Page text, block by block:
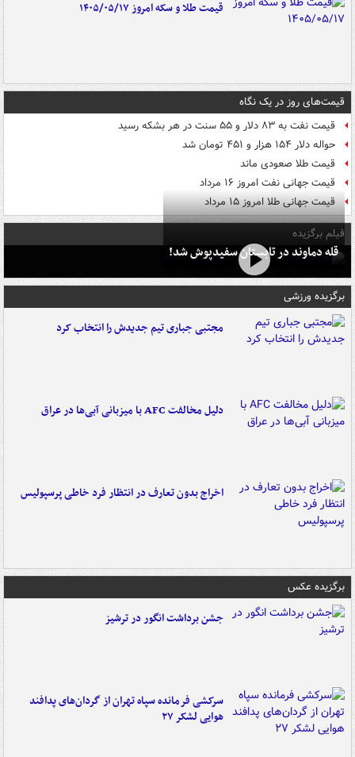
قیمت طلا و سکه امروز ۱۴۰۵/۰۵/۱۷
قیمت‌های روز در یک نگاه
قیمت نفت به ۸۳ دلار و ۵۵ سنت در هر بشکه رسید
حواله دلار ۱۵۴ هزار و ۴۵۱ تومان شد
قیمت طلا صعودی ماند
قیمت جهانی نفت امروز ۱۶ مرداد
قیمت جهانی طلا امروز ۱۵ مرداد
فیلم برگزیده
قله دماوند در تابستان سفیدپوش شد!
برگزیده ورزشی
مجتبی جباری تیم جدیدش را انتخاب کرد
دلیل مخالفت AFC با میزبانی آبی‌ها در عراق
اخراج بدون تعارف در انتظار فرد خاطی پرسپولیس
برگزیده عکس
جشن برداشت انگور در ترشیز
سرکشی فرمانده سپاه تهران از گردان‌های پدافند
هوایی لشکر ۲۷